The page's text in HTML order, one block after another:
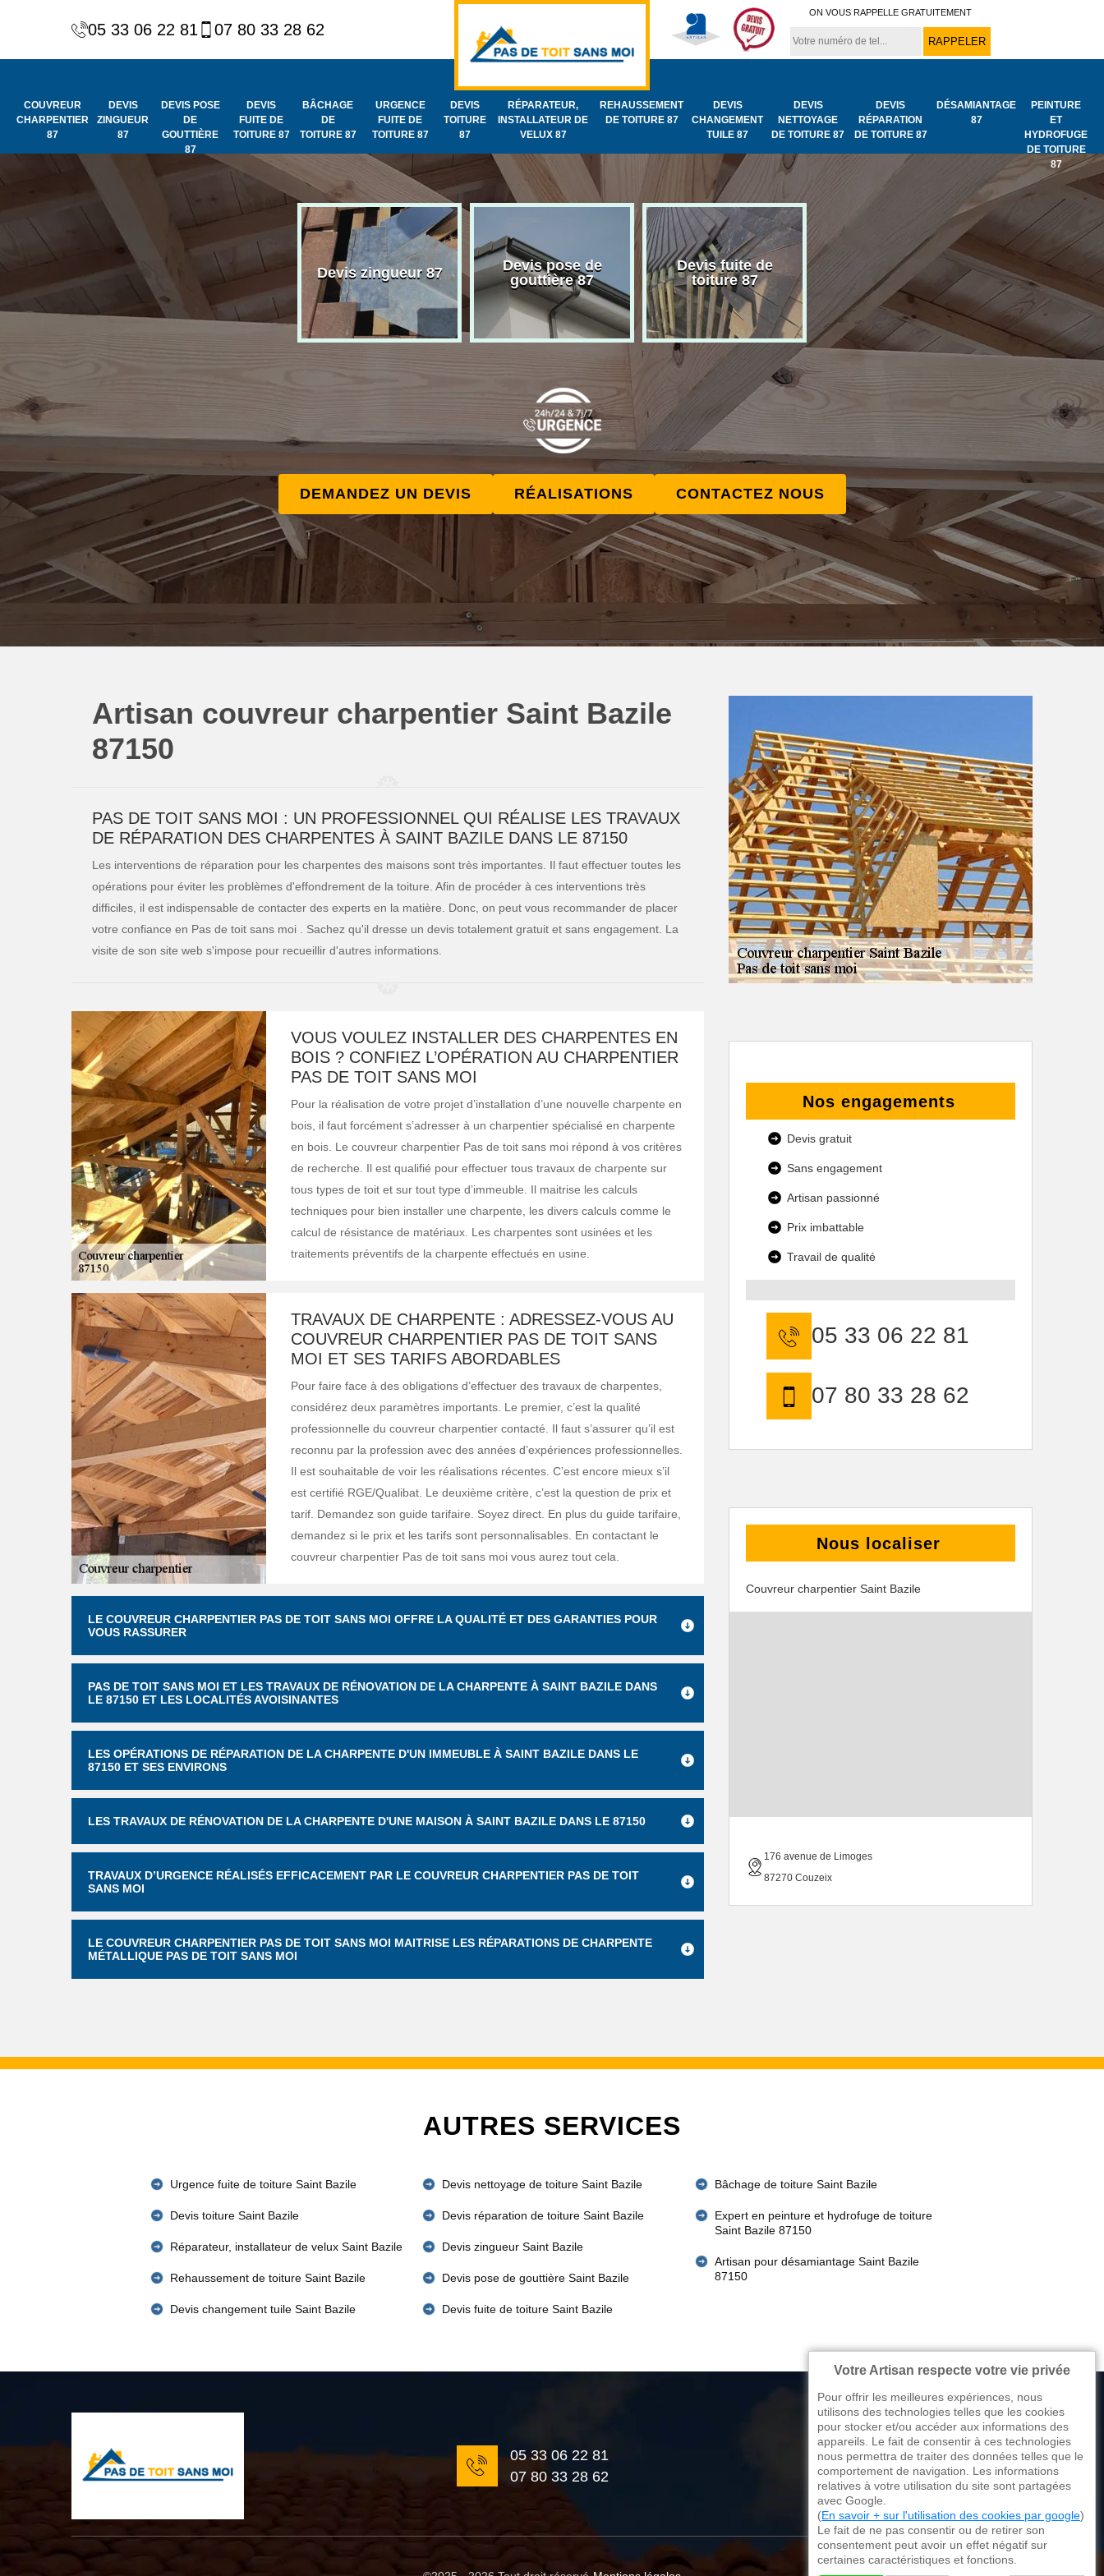
05 33 06 22 81 07 80 33 28 62
ON VOUS RAPPELLE GRATUITEMENT
COUVREUR
CHARPENTIER
87
DEVIS
ZINGUEUR
87
DEVIS POSE
DE
GOUTTIÈRE
87
DEVIS
FUITE DE
TOITURE 87
BÂCHAGE
DE
TOITURE 87
URGENCE
FUITE DE
TOITURE 87
DEVIS
TOITURE
87
RÉPARATEUR,
INSTALLATEUR DE
VELUX 87
REHAUSSEMENT
DE TOITURE 87
DEVIS
CHANGEMENT
TUILE 87
DEVIS
NETTOYAGE
DE TOITURE 87
DEVIS
RÉPARATION
DE TOITURE 87
DÉSAMIANTAGE
87
PEINTURE
ET
HYDROFUGE
DE TOITURE
87
et
toiture 87
Couvreur
charpentier 87
Devis zingueur 87
Devis pose de
gouttière 87
Devis fuite de
toiture 87
Bâchage de toiture
87
Urgence
toiture 87
DEMANDEZ UN DEVIS RÉALISATIONS CONTACTEZ NOUS
Artisan couvreur charpentier Saint Bazile
87150
PAS DE TOIT SANS MOI : UN PROFESSIONNEL QUI RÉALISE LES TRAVAUX
DE RÉPARATION DES CHARPENTES À SAINT BAZILE DANS LE 87150
Les interventions de réparation pour les charpentes des maisons sont très importantes. Il faut effectuer toutes les
opérations pour éviter les problèmes d'effondrement de la toiture. Afin de procéder à ces interventions très
difficiles, il est indispensable de contacter des experts en la matière. Donc, on peut vous recommander de placer
votre confiance en Pas de toit sans moi . Sachez qu'il dresse un devis totalement gratuit et sans engagement. La
visite de son site web s'impose pour recueillir d'autres informations.
VOUS VOULEZ INSTALLER DES CHARPENTES EN
BOIS ? CONFIEZ L’OPÉRATION AU CHARPENTIER
PAS DE TOIT SANS MOI
Pour la réalisation de votre projet d’installation d’une nouvelle charpente en
bois, il faut forcément s’adresser à un charpentier spécialisé en charpente
en bois. Le couvreur charpentier Pas de toit sans moi répond à vos critères
de recherche. Il est qualifié pour effectuer tous travaux de charpente sur
tous types de toit et sur tout type d’immeuble. Il maitrise les calculs
techniques pour bien installer une charpente, les divers calculs comme le
calcul de résistance de matériaux. Les charpentes sont usinées et les
traitements préventifs de la charpente effectués en usine.
TRAVAUX DE CHARPENTE : ADRESSEZ-VOUS AU
COUVREUR CHARPENTIER PAS DE TOIT SANS
MOI ET SES TARIFS ABORDABLES
Pour faire face à des obligations d’effectuer des travaux de charpentes,
considérez deux paramètres importants. Le premier, c’est la qualité
professionnelle du couvreur charpentier contacté. Il faut s’assurer qu’il est
reconnu par la profession avec des années d’expériences professionnelles.
Il est souhaitable de voir les réalisations récentes. C’est encore mieux s’il
est certifié RGE/Qualibat. Le deuxième critère, c’est la question de prix et
tarif. Demandez son guide tarifaire. Soyez direct. En plus du guide tarifaire,
demandez si le prix et les tarifs sont personnalisables. En contactant le
couvreur charpentier Pas de toit sans moi vous aurez tout cela.
LE COUVREUR CHARPENTIER PAS DE TOIT SANS MOI OFFRE LA QUALITÉ ET DES GARANTIES POUR
VOUS RASSURER
PAS DE TOIT SANS MOI ET LES TRAVAUX DE RÉNOVATION DE LA CHARPENTE À SAINT BAZILE DANS
LE 87150 ET LES LOCALITÉS AVOISINANTES
LES OPÉRATIONS DE RÉPARATION DE LA CHARPENTE D'UN IMMEUBLE À SAINT BAZILE DANS LE
87150 ET SES ENVIRONS
LES TRAVAUX DE RÉNOVATION DE LA CHARPENTE D'UNE MAISON À SAINT BAZILE DANS LE 87150
TRAVAUX D’URGENCE RÉALISÉS EFFICACEMENT PAR LE COUVREUR CHARPENTIER PAS DE TOIT
SANS MOI
LE COUVREUR CHARPENTIER PAS DE TOIT SANS MOI MAITRISE LES RÉPARATIONS DE CHARPENTE
MÉTALLIQUE PAS DE TOIT SANS MOI
Nos engagements
Devis gratuit
Sans engagement
Artisan passionné
Prix imbattable
Travail de qualité
05 33 06 22 81
07 80 33 28 62
Nous localiser
Couvreur charpentier Saint Bazile
176 avenue de Limoges
87270 Couzeix
AUTRES SERVICES
Urgence fuite de toiture Saint Bazile
Devis toiture Saint Bazile
Réparateur, installateur de velux Saint Bazile
Rehaussement de toiture Saint Bazile
Devis changement tuile Saint Bazile
Devis nettoyage de toiture Saint Bazile
Devis réparation de toiture Saint Bazile
Devis zingueur Saint Bazile
Devis pose de gouttière Saint Bazile
Devis fuite de toiture Saint Bazile
Bâchage de toiture Saint Bazile
Expert en peinture et hydrofuge de toiture
Saint Bazile 87150
Artisan pour désamiantage Saint Bazile
87150
05 33 06 22 81
07 80 33 28 62
176 avenue de Limoges
87270 Couzeix
Votre Artisan respecte votre vie privée
Pour offrir les meilleures expériences, nous
utilisons des technologies telles que les cookies
pour stocker et/ou accéder aux informations des
appareils. Le fait de consentir à ces technologies
nous permettra de traiter des données telles que le
comportement de navigation. Les informations
relatives à votre utilisation du site sont partagées
avec Google.
(En savoir + sur l'utilisation des cookies par google)
Le fait de ne pas consentir ou de retirer son
consentement peut avoir un effet négatif sur
certaines caractéristiques et fonctions.